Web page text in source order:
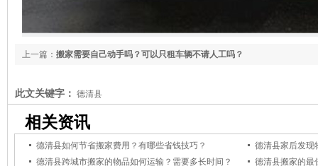
上一篇： 搬家需要自己动手吗？可以只租车辆不请人工吗？
此文关键字： 德清县
相关资讯
德清县如何节省搬家费用？有哪些省钱技巧？
德清县家后发现
德清县跨城市搬家的物品如何运输？需要多长时间？